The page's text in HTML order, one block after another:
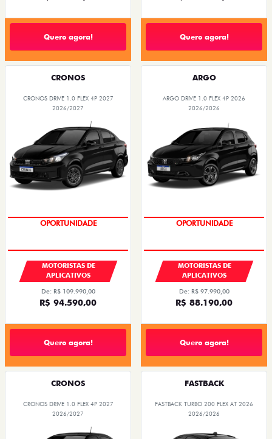
Quero agora! Quero agora!
CRONOS
CRONOS DRIVE 1.0 FLEX 4P 2027
2026/2027
OPORTUNIDADE
MOTORISTAS DE
APLICATIVOS
De: R$ 109.990,00
R$ 94.590,00
Quero agora!
ARGO
ARGO DRIVE 1.0 FLEX 4P 2026
2026/2026
OPORTUNIDADE
MOTORISTAS DE
APLICATIVOS
De: R$ 97.990,00
R$ 88.190,00
Quero agora!
CRONOS
CRONOS DRIVE 1.0 FLEX 4P 2027
2026/2027
FASTBACK
FASTBACK TURBO 200 FLEX AT 2026
2026/2026